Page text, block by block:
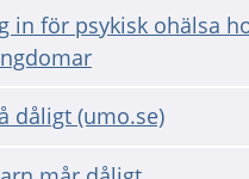
in för psykisk ohälsa
dåligt (umo.se)